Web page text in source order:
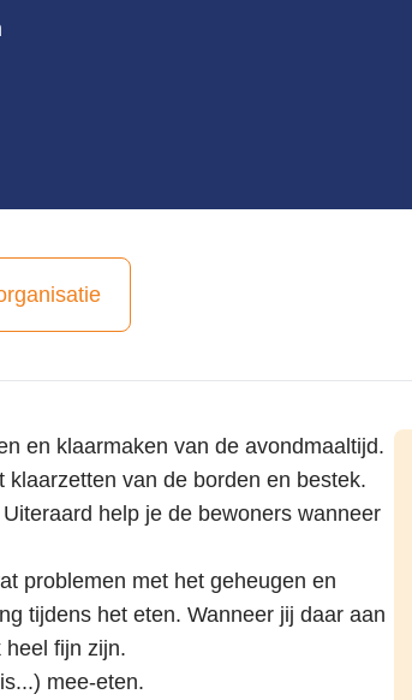
en klaarmaken van de avondmaaltijd.
van de borden en bestek.
help je de bewoners wanneer
problemen met het geheugen en
tijdens het eten. Wanneer jij daar aan
heel fijn zijn.
mee-eten.